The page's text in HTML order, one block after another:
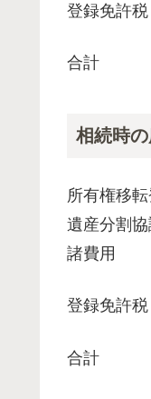
登録免許
合計
相続時
所有権移
遺産分割
諸費
登録免
合計